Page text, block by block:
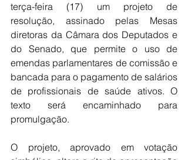
terça-feira (17) um projeto de
resolução, assinado pelas Mesas
diretoras da Câmara dos Deputados e
do Senado, que permite o uso de
emendas parlamentares de comissão e
bancada para o pagamento de salários
de profissionais de saúde ativos. O
texto será encaminhado para
promulgação.
O projeto, aprovado em votação